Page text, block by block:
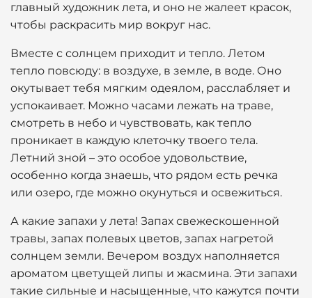
главный художник лета, и оно не жалеет красок,
чтобы раскрасить мир вокруг нас.
Вместе с солнцем приходит и тепло. Летом
тепло повсюду: в воздухе, в земле, в воде. Оно
окутывает тебя мягким одеялом, расслабляет и
успокаивает. Можно часами лежать на траве,
смотреть в небо и чувствовать, как тепло
проникает в каждую клеточку твоего тела.
Летний зной – это особое удовольствие,
особенно когда знаешь, что рядом есть речка
или озеро, где можно окунуться и освежиться.
А какие запахи у лета! Запах свежескошенной
травы, запах полевых цветов, запах нагретой
солнцем земли. Вечером воздух наполняется
ароматом цветущей липы и жасмина. Эти запахи
такие сильные и насыщенные, что кажутся почти